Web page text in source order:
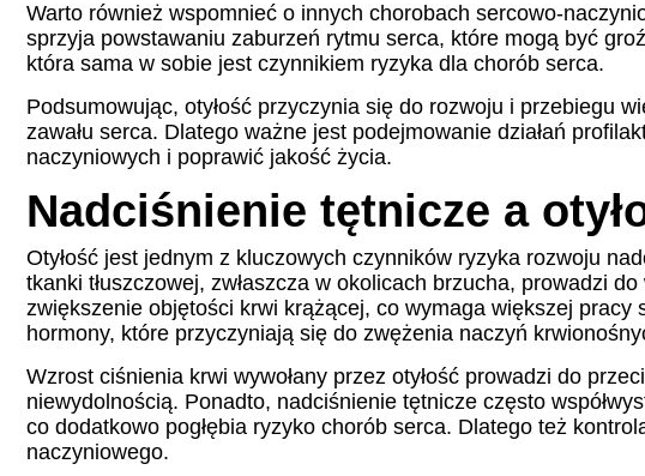
Warto również wspomnieć o innych chorobach sercowo-
sprzyja powstawaniu zaburzeń rytmu serca, które mogą być
która sama w sobie jest czynnikiem ryzyka dla chorób serca.
Podsumowując, otyłość przyczynia się do rozwoju i przebiegu
zawału serca. Dlatego ważne jest podejmowanie działań
naczyniowych i poprawić jakość życia.
Nadciśnienie tętnicze a
Otyłość jest jednym z kluczowych czynników ryzyka rozwoju
tkanki tłuszczowej, zwłaszcza w okolicach brzucha, prowadzi
zwiększenie objętości krwi krążącej, co wymaga większej
hormony, które przyczyniają się do zwężenia naczyń
Wzrost ciśnienia krwi wywołany przez otyłość prowadzi do
niewydolnością. Ponadto, nadciśnienie tętnicze często
co dodatkowo pogłębia ryzyko chorób serca. Dlatego też
naczyniowego.